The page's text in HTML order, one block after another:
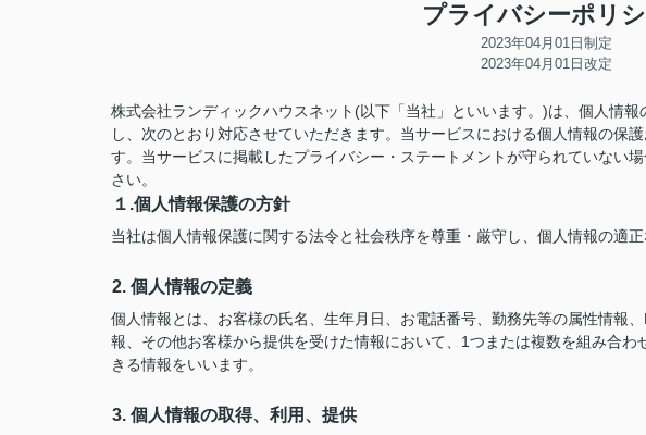
プライバシーポリ
2023年04月01日制定
2023年04月01日改定
株式会社ランディックハウスネット(以下「当社」といいます。)は、個人情
し、次のとおり対応させていただきます。当サービスにおける個人情報の保
す。当サービスに掲載したプライバシー・ステートメントが守られていない
さい。
１.個人情報保護の方針
当社は個人情報保護に関する法令と社会秩序を尊重・厳守し、個人情報の適正
2. 個人情報の定義
個人情報とは、お客様の氏名、生年月日、お電話番号、勤務先等の属性情報
報、その他お客様から提供を受けた情報において、1つまたは複数を組み合
きる情報をいいます。
3. 個人情報の取得、利用、提供